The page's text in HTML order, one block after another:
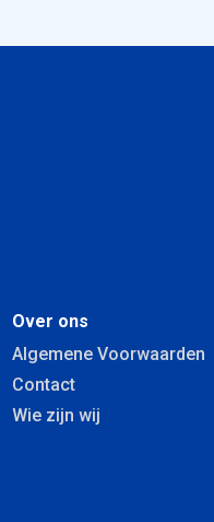
Over ons
Algemene Voorwaarden
Contact
Wie zijn wij